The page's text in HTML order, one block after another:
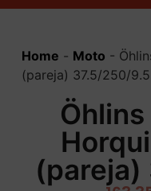
Home - Moto -
(pareja) 37.5/250/9.5